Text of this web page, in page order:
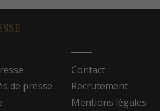
de presse
Contact
Recrutement
Mentions légales